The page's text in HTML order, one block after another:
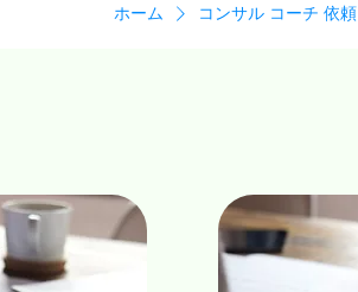
ホーム コンサル コーチ 依頼